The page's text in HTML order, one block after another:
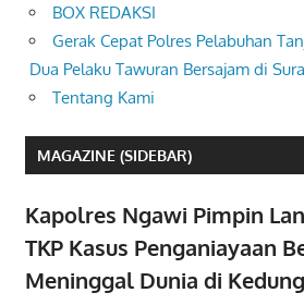
BOX REDAKSI
Gerak Cepat Polres Pelabuhan
Dua Pelaku Tawuran Bersajam di
Tentang Kami
MAGAZINE (SIDEBAR)
Kapolres Ngawi Pimpin
TKP Kasus Penganiayaan
Meninggal Dunia di